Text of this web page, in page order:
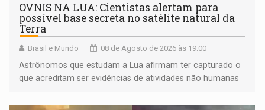
OVNIS NA LUA: Cientistas alertam para
possível base secreta no satélite natural da
Terra
Brasil e Mundo 08 de Agosto de 2026 às 19:00
Astrônomos que estudam a Lua afirmam ter capturado o
que acreditam ser evidências de atividades não humanas
órbita